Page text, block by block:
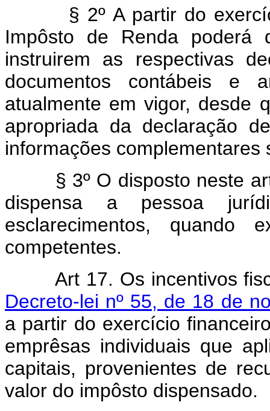
§ 2º A partir do
Impôsto de Renda poderá
instruirem as respectivas
documentos contábeis e
atualmente em vigor, desde
apropriada da declaração
informações
§ 3º O disposto neste
dispensa a pessoa
esclarecimentos, quando
competentes.
Art 17. Os incentivos
Decreto-lei nº 55, de 18 de
a partir do exercício
emprêsas individuais que
capitais, provenientes de
valor do impôsto dispensado.